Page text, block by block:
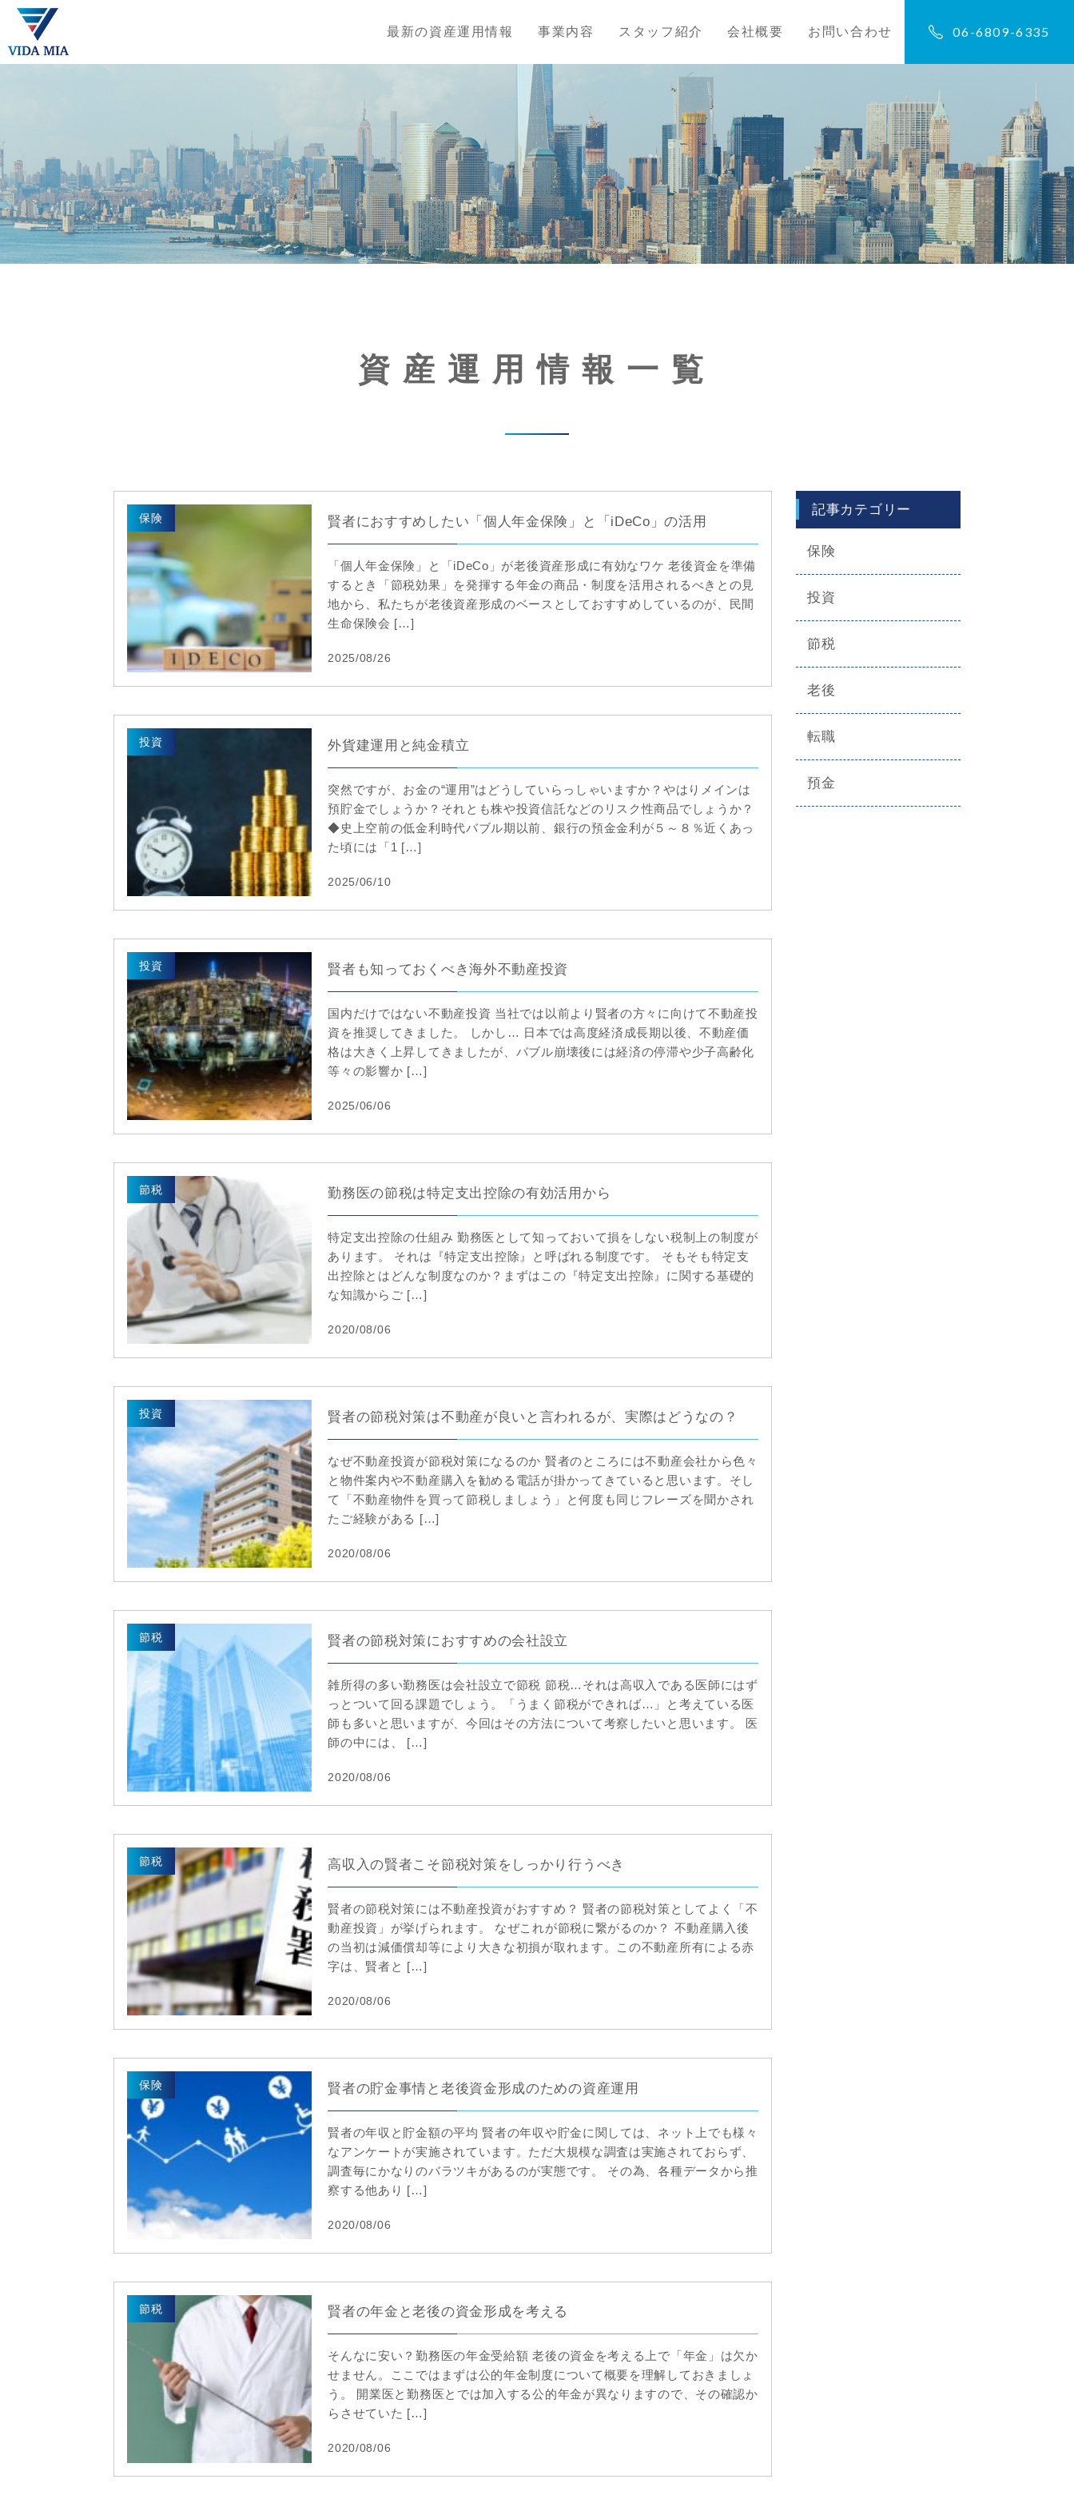
最新の資産運用情報 事業内容 スタッフ紹介 会社概要 お問い合わせ 06-6809-6335
資産運用情報一覧
保険 賢者におすすめしたい「個人年金保険」と「iDeCo」の活用
「個人年金保険」と「iDeCo」が老後資産形成に有効なワケ 老後資金を準備
するとき「節税効果」を発揮する年金の商品・制度を活用されるべきとの見
地から、私たちが老後資産形成のベースとしておすすめしているのが、民間
生命保険会 […]
2025/08/26
投資 外貨建運用と純金積立
突然ですが、お金の“運用”はどうしていらっしゃいますか？やはりメインは
預貯金でしょうか？それとも株や投資信託などのリスク性商品でしょうか？
◆史上空前の低金利時代バブル期以前、銀行の預金金利が５～８％近くあっ
た頃には「1 […]
2025/06/10
投資 賢者も知っておくべき海外不動産投資
国内だけではない不動産投資 当社では以前より賢者の方々に向けて不動産投
資を推奨してきました。 しかし… 日本では高度経済成長期以後、不動産価
格は大きく上昇してきましたが、バブル崩壊後には経済の停滞や少子高齢化
等々の影響か […]
2025/06/06
節税 勤務医の節税は特定支出控除の有効活用から
特定支出控除の仕組み 勤務医として知っておいて損をしない税制上の制度が
あります。 それは『特定支出控除』と呼ばれる制度です。 そもそも特定支
出控除とはどんな制度なのか？まずはこの『特定支出控除』に関する基礎的
な知識からご […]
2020/08/06
投資 賢者の節税対策は不動産が良いと言われるが、実際はどうなの？
なぜ不動産投資が節税対策になるのか 賢者のところには不動産会社から色々
と物件案内や不動産購入を勧める電話が掛かってきていると思います。そし
て「不動産物件を買って節税しましょう」と何度も同じフレーズを聞かされ
たご経験がある […]
2020/08/06
節税 賢者の節税対策におすすめの会社設立
雑所得の多い勤務医は会社設立で節税 節税…それは高収入である医師にはず
っとついて回る課題でしょう。「うまく節税ができれば…」と考えている医
師も多いと思いますが、今回はその方法について考察したいと思います。 医
師の中には、 […]
2020/08/06
節税 高収入の賢者こそ節税対策をしっかり行うべき
賢者の節税対策には不動産投資がおすすめ？ 賢者の節税対策としてよく「不
動産投資」が挙げられます。 なぜこれが節税に繋がるのか？ 不動産購入後
の当初は減価償却等により大きな初損が取れます。この不動産所有による赤
字は、賢者と […]
2020/08/06
保険 賢者の貯金事情と老後資金形成のための資産運用
賢者の年収と貯金額の平均 賢者の年収や貯金に関しては、ネット上でも様々
なアンケートが実施されています。ただ大規模な調査は実施されておらず、
調査毎にかなりのバラツキがあるのが実態です。 その為、各種データから推
察する他あり […]
2020/08/06
節税 賢者の年金と老後の資金形成を考える
そんなに安い？勤務医の年金受給額 老後の資金を考える上で「年金」は欠か
せません。ここではまずは公的年金制度について概要を理解しておきましょ
う。 開業医と勤務医とでは加入する公的年金が異なりますので、その確認か
らさせていた […]
2020/08/06
記事カテゴリー
保険
投資
節税
老後
転職
預金